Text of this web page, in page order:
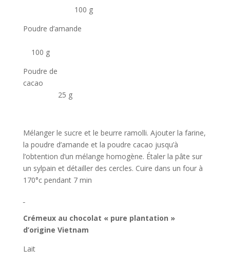
100 g
Poudre d’amande
100 g
Poudre de
cacao
25 g
Mélanger le sucre et le beurre ramolli. Ajouter la farine,
la poudre d’amande et la poudre cacao jusqu’à
l’obtention d’un mélange homogène. Étaler la pâte sur
un sylpain et détailler des cercles. Cuire dans un four à
170°c pendant 7 min
Crémeux au chocolat « pure plantation »
d’origine Vietnam
Lait